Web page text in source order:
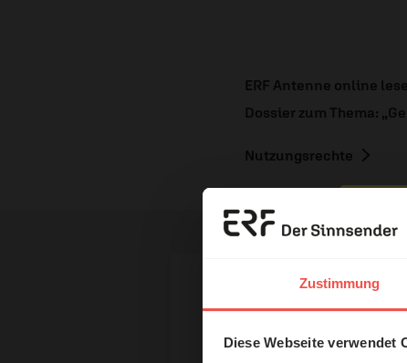
Zustimmung
Diese Webseite verwendet
ERF Antenne online
Dossier zum Thema:
Nutzungsrechte
Ihr
Das
und